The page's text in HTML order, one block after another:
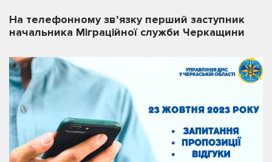
На телефонному зв’язку перший заступник
начальника Міграційної служби Черкащини